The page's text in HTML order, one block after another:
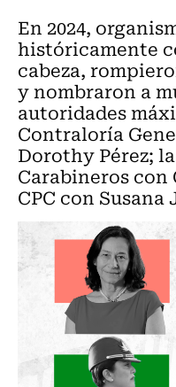
En 2024,
históricamente
cabeza,
y nombraron a
autoridades
Contraloría
Dorothy Pérez;
Carabineros con
CPC con Susana